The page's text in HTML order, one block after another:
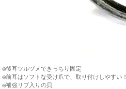
◎後耳ツルヅメできっちり固定
◎前耳はソフトな受け爪で、取り付けしやすい！
◎補強リブ入りの貝